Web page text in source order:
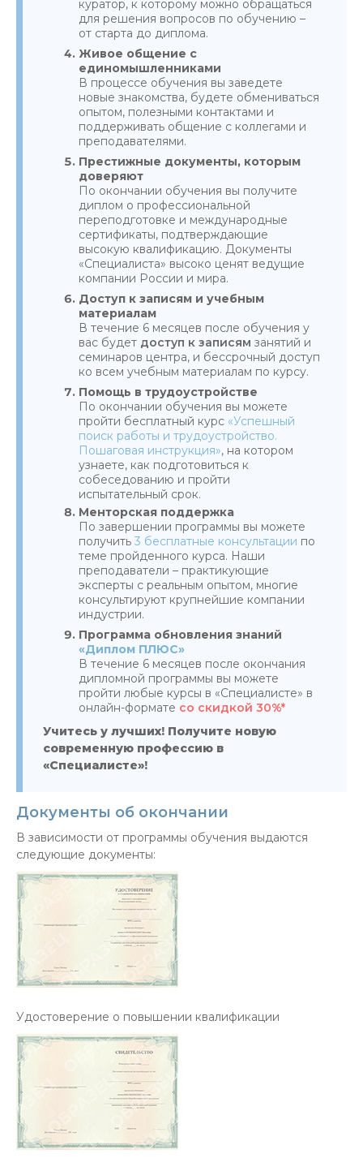
куратор, к которому можно обращаться
для решения вопросов по обучению –
от старта до диплома.
Живое общение с
единомышленниками
В процессе обучения вы заведете
новые знакомства, будете обмениваться
опытом, полезными контактами и
поддерживать общение с коллегами и
преподавателями.
Престижные документы, которым
доверяют
По окончании обучения вы получите
диплом о профессиональной
переподготовке и международные
сертификаты, подтверждающие
высокую квалификацию. Документы
«Специалиста» высоко ценят ведущие
компании России и мира.
Доступ к записям и учебным
материалам
В течение 6 месяцев после обучения у
вас будет доступ к записям занятий и
семинаров центра, и бессрочный доступ
ко всем учебным материалам по курсу.
Помощь в трудоустройстве
По окончании обучения вы можете
пройти бесплатный курс «Успешный
поиск работы и трудоустройство.
Пошаговая инструкция», на котором
узнаете, как подготовиться к
собеседованию и пройти
испытательный срок.
Менторская поддержка
По завершении программы вы можете
получить 3 бесплатные консультации по
теме пройденного курса. Наши
преподаватели – практикующие
эксперты с реальным опытом, многие
консультируют крупнейшие компании
индустрии.
Программа обновления знаний
«Диплом ПЛЮС»
В течение 6 месяцев после окончания
дипломной программы вы можете
пройти любые курсы в «Специалисте» в
онлайн-формате со скидкой 30%*
Учитесь у лучших! Получите новую
современную профессию в
«Специалисте»!
Документы об окончании
В зависимости от программы обучения выдаются
следующие документы:
Удостоверение о повышении квалификации